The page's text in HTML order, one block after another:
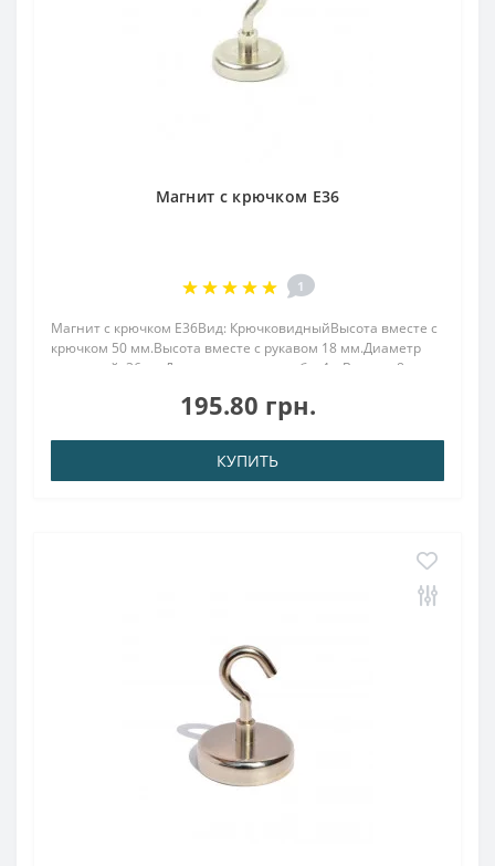
Магнит с крючком E36
1
Магнит с крючком E36Вид: КрючковидныйВысота вместе с
крючком 50 мм.Высота вместе с рукавом 18 мм.Диаметр
наружный: 36 ммДиаметр внутр. резьба: 4.мВысота: 8
N38Сцепление прибл.: 40,00 кгТемпера..
195.80 грн.
КУПИТЬ